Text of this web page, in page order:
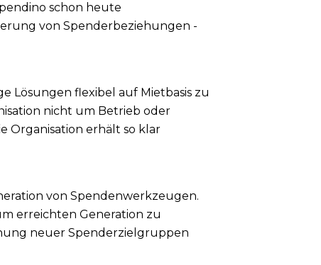
schon heute
von Spenderbeziehungen -
Lösungen flexibel auf Mietbasis zu
nicht um Betrieb oder
Organisation erhält so klar
von Spendenwerkzeugen.
erreichten Generation zu
neuer Spenderzielgruppen